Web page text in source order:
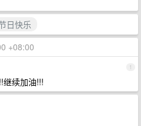
日快乐
+08:00
1
继续加油!!!